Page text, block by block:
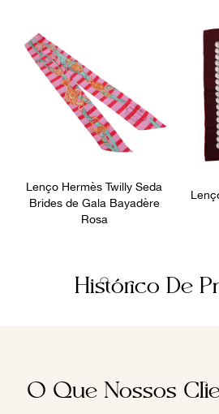
Lenço Hermès Twilly Seda
Brides de Gala Bayadère
Rosa
Histórico De
O Que Nossos